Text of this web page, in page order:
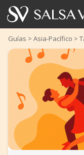
Inicio
Eventos
Noticias
Artículos
Videos
Guías > Asia-Pacífico >